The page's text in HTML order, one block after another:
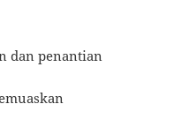
dan penantian